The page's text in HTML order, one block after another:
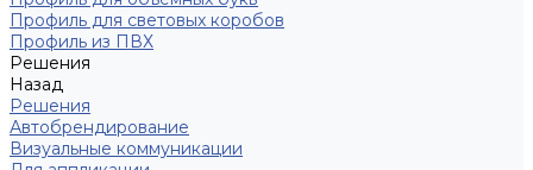
Профиль для световых коробов
Профиль из ПВХ
Решения
Назад
Решения
Автобрендирование
Визуальные коммуникации